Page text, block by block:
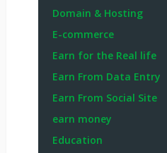
Domain & Hosting
E-commerce
Earn for the Real life
Earn From Data Entry
Earn From Social Site
earn money
Education